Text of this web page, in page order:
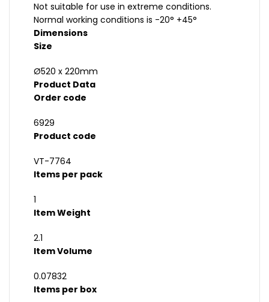
Not suitable for use in extreme conditions.
Normal working conditions is -20° +45°
Dimensions
Size
Ø520 x 220mm
Product Data
Order code
6929
Product code
VT-7764
Items per pack
1
Item Weight
2.1
Item Volume
0.07832
Items per box